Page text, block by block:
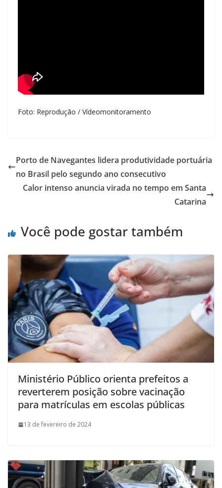
Foto: Reprodução / Vídeomonitoramento
Porto de Navegantes lidera produtividade portuária
no Brasil pelo segundo ano consecutivo
Calor intenso anuncia virada no tempo em Santa
Catarina
Você pode gostar também
Ministério Público orienta prefeitos a
reverterem posição sobre vacinação
para matrículas em escolas públicas
13 de fevereiro de 2024